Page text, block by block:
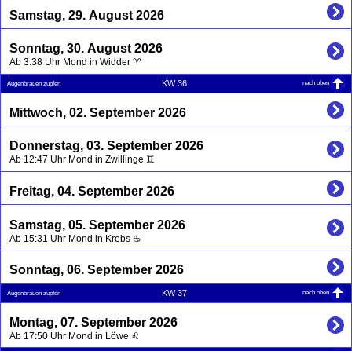
Samstag, 29. August 2026
Sonntag, 30. August 2026
Ab 3:38 Uhr Mond in Widder ♈
Augenbrauen zupfen KW 36 nach oben
Mittwoch, 02. September 2026
Donnerstag, 03. September 2026
Ab 12:47 Uhr Mond in Zwillinge ♊
Freitag, 04. September 2026
Samstag, 05. September 2026
Ab 15:31 Uhr Mond in Krebs ♋
Sonntag, 06. September 2026
Augenbrauen zupfen KW 37 nach oben
Montag, 07. September 2026
Ab 17:50 Uhr Mond in Löwe ♌